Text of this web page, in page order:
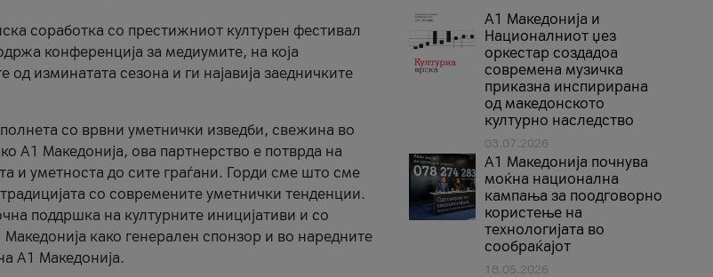
соработка со престижниот културен фестивал
конференција за медиумите, на која
изминатата сезона и ги најавија заедничките
со врвни уметнички изведби, свежина во
A1 Македонија, ова партнерство е потврда на
и уметноста до сите граѓани. Горди сме што сме
со современите уметнички тенденции.
поддршка на културните иницијативи и со
како генерален спонзор и во наредните
A1 Македонија.
А1 Македонија и
Националниот џез
оркестар создадоа
современа музичка
приказна инспирирана
од македонското
културно наследство
03.07.2026
A1 Македонија почнува
моќна национална
кампања за поодговорно
користење на
технологијата во
сообраќајот
18.05.2026